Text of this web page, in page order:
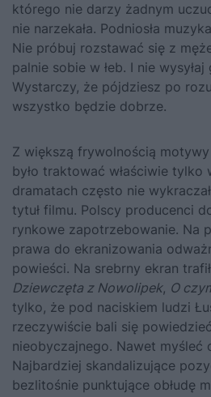
którego nie darzy żadnym
nie narzekała. Podniosła
Nie próbuj rozstawać się z
palnie sobie w łeb. I nie
Wystarczy, że pójdziesz po
wszystko będzie dobrze.
Z większą frywolnością
było traktować właściwie tylko
dramatach często nie
tytuł filmu. Polscy producenci
rynkowe zapotrzebowanie. Na
prawa do ekranizowania
powieści. Na srebrny ekran
Dziewczęta z Nowolipek, O
tylko, że pod naciskiem ludzi
rzeczywiście bali się
nieobyczajnego. Nawet myśleć
Najbardziej skandalizujące
bezlitośnie punktujące obłudę